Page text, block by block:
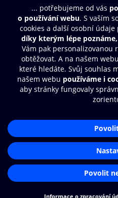
Obsah ke stažení
Moje O2 Knihovna
Další zábava
© O2 Czech Republic a.s.
Přístupnost
Zásady zpracování osobních
Nastavení cookies
Čti a